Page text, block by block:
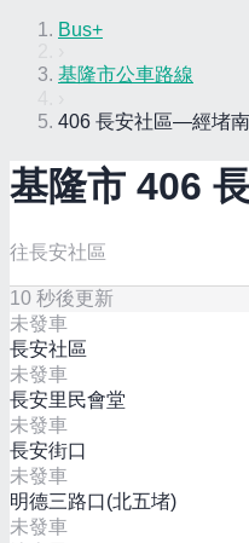
Bus+
基隆市公車路線
406 長安社區—經堵
基隆市 406
往長安社區
10 秒後更新
未發車
長安社區
未發車
長安里民會堂
未發車
長安街口
未發車
明德三路口(北五堵)
未發車